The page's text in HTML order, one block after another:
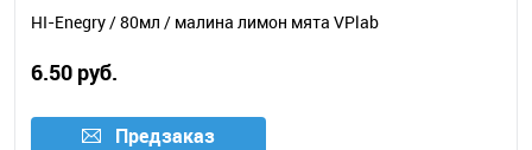
HI-Enegry / 80мл / малина лимон мята VPlab
6.50 руб.
Предзаказ